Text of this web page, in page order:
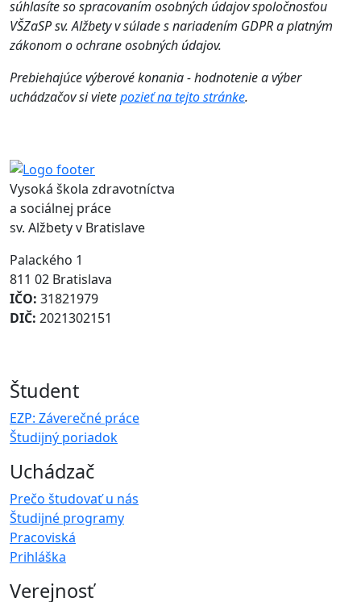
súhlasíte so spracovaním osobných údajov spoločnosťou
VŠZaSP sv. Alžbety v súlade s nariadením GDPR a platným
zákonom o ochrane osobných údajov.
Prebiehajúce výberové konania - hodnotenie a výber
uchádzačov si vietepozieť na tejto stránke.
Vysoká škola zdravotníctva
a sociálnej práce
sv. Alžbety v Bratislave
Palackého 1
811 02 Bratislava
IČO: 31821979
DIČ: 2021302151
Študent
EZP: Záverečné práce
Študijný poriadok
Uchádzač
Prečo študovať u nás
Študijné programy
Pracoviská
Prihláška
Verejnosť